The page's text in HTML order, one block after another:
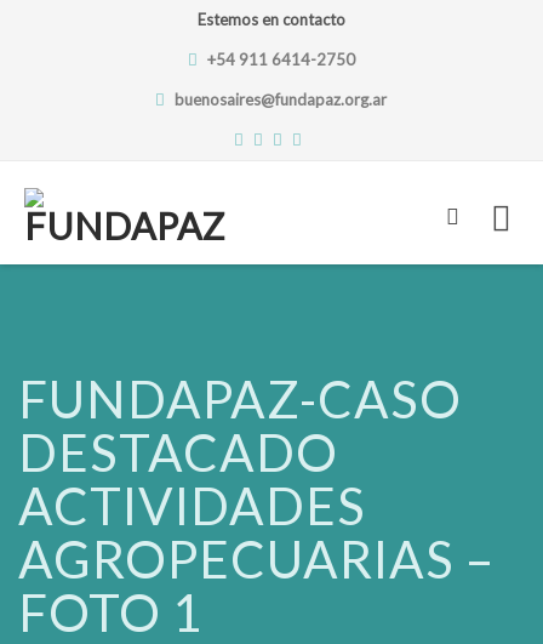
Estemos en contacto
+54 911 6414-2750
buenosaires@fundapaz.org.ar
Skip
FUNDAPAZ-CASO
DESTACADO
ACTIVIDADES
AGROPECUARIAS –
FOTO 1